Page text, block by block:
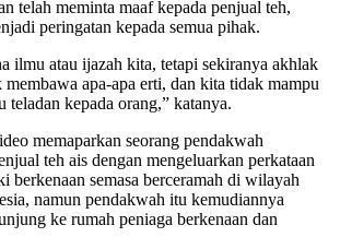
telah meminta maaf kepada penjual teh,
peringatan kepada semua pihak.
ilmu atau ijazah kita, tetapi sekiranya akhlak
apa-apa erti, dan kita tidak mampu
teladan kepada orang,” katanya.
memaparkan seorang pendakwah
teh ais dengan mengeluarkan perkataan
berkenaan semasa berceramah di wilayah
namun pendakwah itu kemudiannya
ke rumah peniaga berkenaan dan